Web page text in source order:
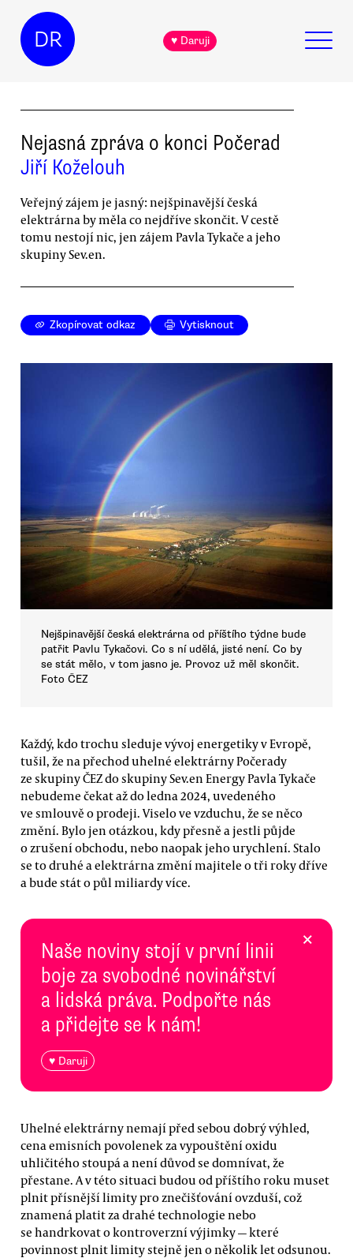
DR ♥ Daruji
Nejasná zpráva o konci Počerad
Jiří Koželouh
Veřejný zájem je jasný: nejšpinavější česká
elektrárna by měla co nejdříve skončit. V cestě
tomu nestojí nic, jen zájem Pavla Tykače a jeho
skupiny Sev.en.
Zkopírovat odkaz Vytisknout
Nejšpinavější česká elektrárna od příštího týdne bude
patřit Pavlu Tykačovi. Co s ní udělá, jisté není. Co by
se stát mělo, v tom jasno je. Provoz už měl skončit.
Foto ČEZ
Každý, kdo trochu sleduje vývoj energetiky v Evropě,
tušil, že na přechod uhelné elektrárny Počerady
ze skupiny ČEZ do skupiny Sev.en Energy Pavla Tykače
nebudeme čekat až do ledna 2024, uvedeného
ve smlouvě o prodeji. Viselo ve vzduchu, že se něco
změní. Bylo jen otázkou, kdy přesně a jestli půjde
o zrušení obchodu, nebo naopak jeho urychlení. Stalo
se to druhé a elektrárna změní majitele o tři roky dříve
a bude stát o půl miliardy více.
Naše noviny stojí v první linii
boje za svobodné novinářství
a lidská práva. Podpořte nás
a přidejte se k nám!
♥ Daruji
×
Uhelné elektrárny nemají před sebou dobrý výhled,
cena emisních povolenek za vypouštění oxidu
uhličitého stoupá a není důvod se domnívat, že
přestane. A v této situaci budou od příštího roku muset
plnit přísnější limity pro znečišťování ovzduší, což
znamená platit za drahé technologie nebo
se handrkovat o kontroverzní výjimky — které
povinnost plnit limity stejně jen o několik let odsunou.